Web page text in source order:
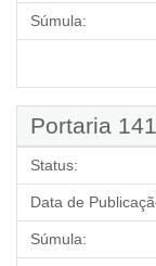
Súmula:
Portaria
Status:
Data de
Súmula: